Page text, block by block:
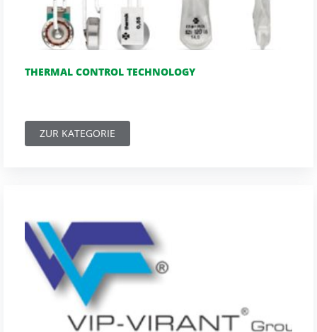
THERMAL CONTROL TECHNOLOGY
ZUR KATEGORIE